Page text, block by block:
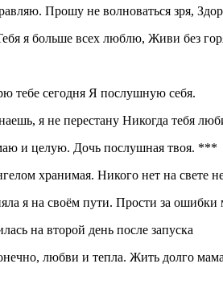
Прошу не волноваться зря,
я больше всех люблю, Живи без
тебе сегодня Я послушную себя.
я не перестану Никогда тебя
и целую. Дочь послушная твоя. ***
хранимая. Никого нет на свете
я на своём пути. Прости за ошибки
на второй день после запуска
любви и тепла. Жить долго